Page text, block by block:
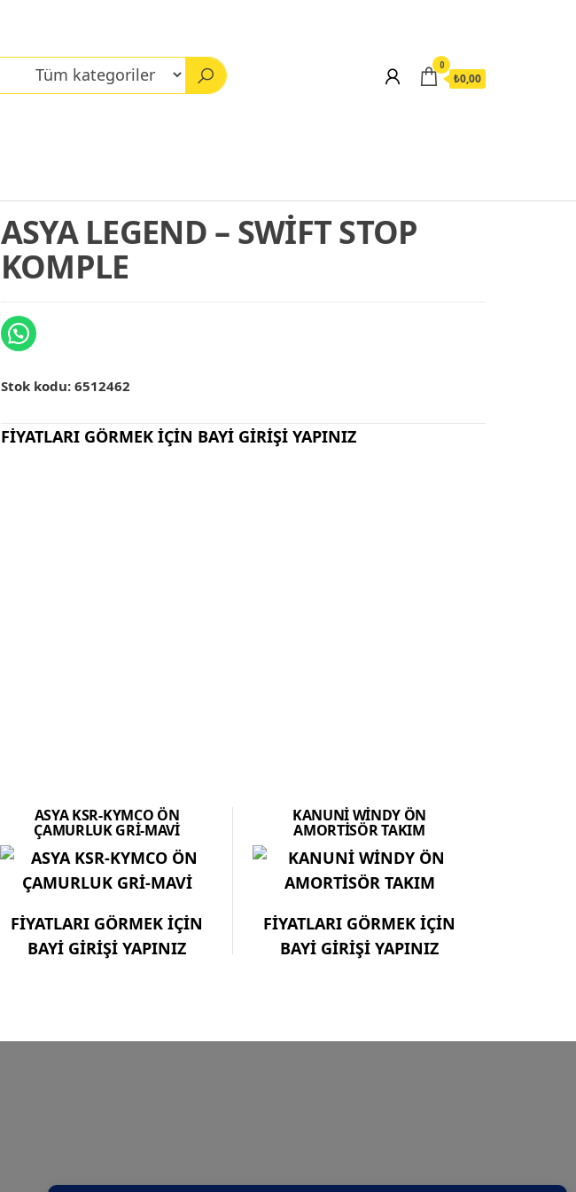
0
₺0,00
ASYA LEGEND – SWİFT STOP
KOMPLE
Stok kodu: 6512462
FİYATLARI GÖRMEK İÇİN BAYİ GİRİŞİ YAPINIZ
ASYA KSR-KYMCO ÖN
ÇAMURLUK GRİ-MAVİ
FİYATLARI GÖRMEK İÇİN
BAYİ GİRİŞİ YAPINIZ
KANUNİ WİNDY ÖN
AMORTİSÖR TAKIM
FİYATLARI GÖRMEK İÇİN
BAYİ GİRİŞİ YAPINIZ